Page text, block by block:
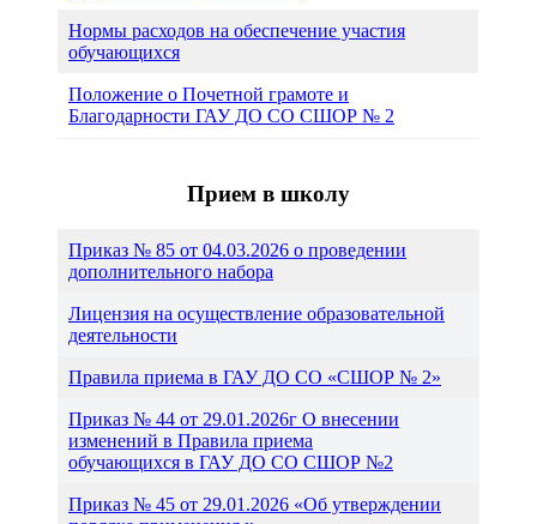
Нормы расходов на обеспечение участия
обучающихся
Положение о Почетной грамоте и
Благодарности ГАУ ДО СО СШОР № 2
Прием в школу
Приказ № 85 от 04.03.2026 о проведении
дополнительного набора
Лицензия на осуществление образовательной
деятельности
Правила приема в ГАУ ДО СО «СШОР № 2»
Приказ № 44 от 29.01.2026г О внесении
изменений в Правила приема
обучающихся в ГАУ ДО СО СШОР №2
Приказ № 45 от 29.01.2026 «Об утверждении